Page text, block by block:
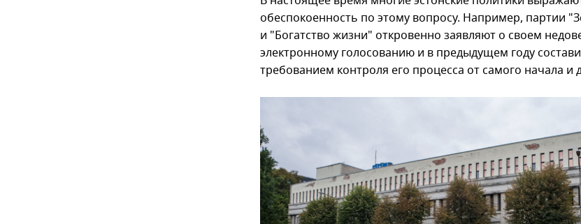
обеспокоенность по этому вопросу. Например, партии
и "Богатство жизни" откровенно заявляют о своем
электронному голосованию и в предыдущем году
требованием контроля его процесса от самого начала и